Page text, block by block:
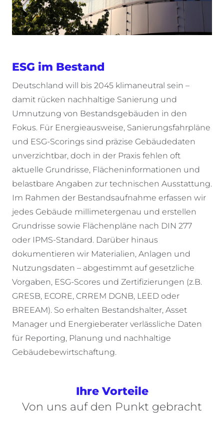
ESG im Bestand
Deutschland will bis 2045 klimaneutral sein –
damit rücken nachhaltige Sanierung und
Umnutzung von Bestandsgebäuden in den
Fokus. Für Energieausweise, Sanierungsfahrpläne
und ESG-Scorings sind präzise Gebäudedaten
unverzichtbar, doch in der Praxis fehlen oft
aktuelle Grundrisse, Flächeninformationen und
belastbare Angaben zur technischen Ausstattung.
Im Rahmen der Bestandsaufnahme erfassen wir
jedes Gebäude millimetergenau und erstellen
Grundrisse sowie Flächenpläne nach DIN 277
oder IPMS-Standard. Darüber hinaus
dokumentieren wir Materialien, Anlagen und
Nutzungsdaten – abgestimmt aufgesetzliche
Vorgaben, ESG-Scores und Zertifizierungen (z.B.
GRESB, ECORE, CRREM DGNB, LEED oder
BREEAM). So erhalten Bestandshalter, Asset
Manager und Energieberater verlässliche Daten
für Reporting, Planung und nachhaltige
Gebäudebewirtschaftung.
Ihre Vorteile
Von uns auf den Punkt gebracht